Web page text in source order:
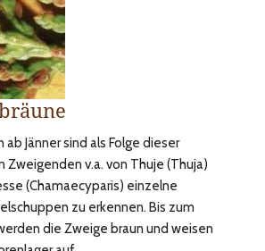
ab Jänner sind als Folge dieser
Zweigenden v.a. von Thuje (Thuja)
(Chamaecyparis) einzelne
zu erkennen. Bis zum
die Zweige braun und weisen